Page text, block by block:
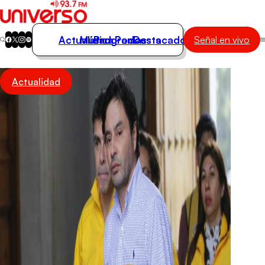
Actualidad
Música
Programas
Actualidad
Música
Programas
Podcasts
Destacados Señal en vivo
Actualidad